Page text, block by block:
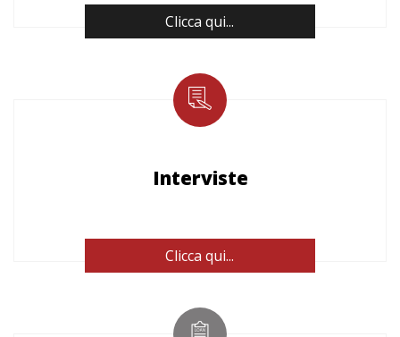
Clicca qui...
Interviste
Clicca qui...